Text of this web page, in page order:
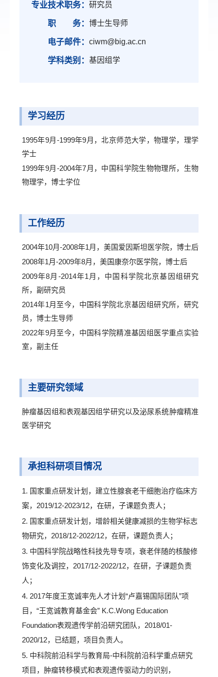
专业技术职务： 研究员
职 务： 博士生导师
电子邮件： ciwm@big.ac.cn
学科类别： 基因组学
学习经历
1995年9月-1999年9月，北京师范大学，物理学，理学
学士
1999年9月-2004年7月，中国科学院生物物理所，生物
物理学，博士学位
工作经历
2004年10月-2008年1月，美国爱因斯坦医学院，博士后
2008年1月-2009年8月，美国康奈尔医学院，博士后
2009年8月-2014年1月，中国科学院北京基因组研究
所，副研究员
2014年1月至今，中国科学院北京基因组研究所，研究
员，博士生导师
2022年9月至今，中国科学院精准基因组医学重点实验
室，副主任
主要研究领域
肿瘤基因组和表观基因组学研究以及泌尿系统肿瘤精准
医学研究
承担科研项目情况
1. 国家重点研发计划，建立性腺衰老干细胞治疗临床方
案，2019/12-2023/12，在研，子课题负责人；
2. 国家重点研发计划，增龄相关健康减损的生物学标志
物研究，2018/12-2022/12，在研，课题负责人；
3. 中国科学院战略性科技先导专项，衰老伴随的核酸修
饰变化及调控，2017/12-2022/12，在研，子课题负责
人；
4. 2017年度王宽诚率先人才计划“卢嘉锡国际团队”项
目，“王宽诚教育基金会” K.C.Wong Education
Foundation表观遗传学前沿研究团队，2018/01-
2020/12，已结题，项目负责人。
5. 中科院前沿科学与教育局-中科院前沿科学重点研究
项目，肿瘤转移模式和表观遗传驱动力的识别，